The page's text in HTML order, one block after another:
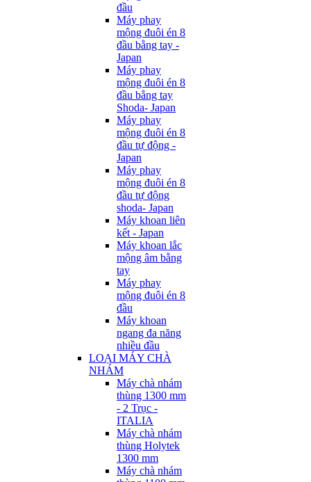
đầu
Máy phay
mộng đuôi én 8
đầu bằng tay -
Japan
Máy phay
mộng đuôi én 8
đầu bằng tay
Shoda- Japan
Máy phay
mộng đuôi én 8
đầu tự động -
Japan
Máy phay
mộng đuôi én 8
đầu tự động
shoda- Japan
Máy khoan liên
kết - Japan
Máy khoan lắc
mộng âm bằng
tay
Máy phay
mộng đuôi én 8
đầu
Máy khoan
ngang đa năng
nhiều đầu
LOẠI MÁY CHÀ
NHÁM
Máy chà nhám
thùng 1300 mm
- 2 Trục -
ITALIA
Máy chà nhám
thùng Holytek
1300 mm
Máy chà nhám